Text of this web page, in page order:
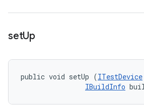
setUp
public void setUp (ITestDevice
IBuildInfo